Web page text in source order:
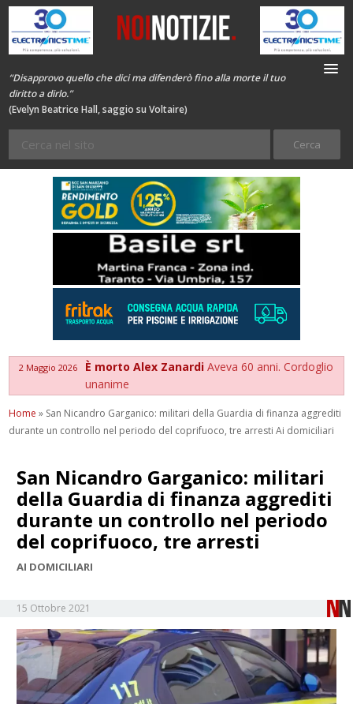
“Disapprovo quello che dici ma difenderò fino alla morte il tuo
diritto a dirlo.”
(Evelyn Beatrice Hall, saggio su Voltaire)
2 Maggio 2026 È morto Alex ZanardiAveva 60 anni. Cordoglio
unanime
Home » San Nicandro Garganico: militari della Guardia di finanza aggrediti
durante un controllo nel periodo del coprifuoco, tre arresti Ai domiciliari
San Nicandro Garganico: militari
della Guardia di finanza aggrediti
durante un controllo nel periodo
del coprifuoco, tre arresti
AI DOMICILIARI
15 Ottobre 2021